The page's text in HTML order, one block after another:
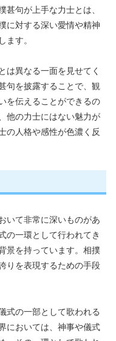
甚句が上手な力士とは、
に対する深い愛情や精神
ます。
は異なる一面を見せてく
句を披露することで、観
を伝えることができるの
他の力士にはない魅力が
の人格や感性が色濃く反
いて非常に深いものがあ
の一環として行われてき
景を持っています。相撲
りを表現するための手段
式の一部として歌われる
においては、神事や儀式